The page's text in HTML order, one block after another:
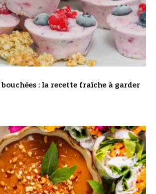
: la recette fraîche à garder